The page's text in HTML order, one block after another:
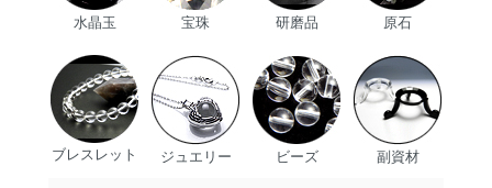
水晶玉 宝珠 研磨品 原石
ブレスレット ジュエリー ビーズ 副資材